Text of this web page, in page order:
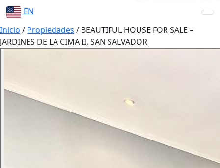
EN
Inicio / Propiedades / BEAUTIFUL HOUSE FOR SALE –
JARDINES DE LA CIMA II, SAN SALVADOR